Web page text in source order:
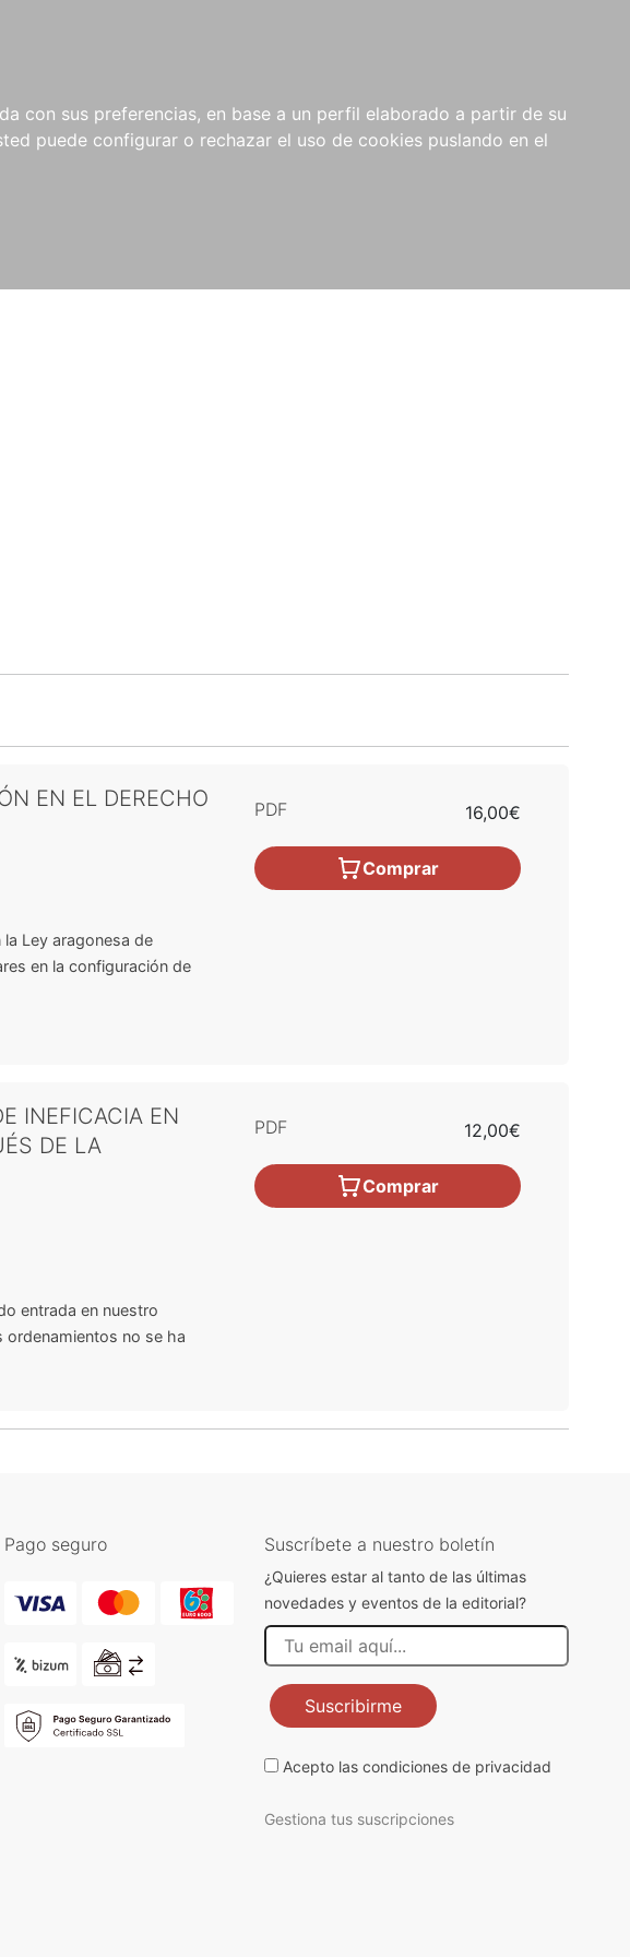
con sus preferencias, en base a un perfil elaborado a partir de su
puede configurar o rechazar el uso de cookies puslando en el
EN EL DERECHO
Ley aragonesa de
en la configuración de
PDF 16,00€
Comprar
INEFICACIA EN
DE LA
entrada en nuestro
no se ha
PDF 12,00€
Comprar
Pago seguro Suscríbete a nuestro boletín
¿Quieres estar al tanto de las últimas
novedades y eventos de la editorial?
Suscribirme
Acepto las condiciones de privacidad
Gestiona tus suscripciones